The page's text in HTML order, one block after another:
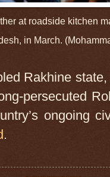
at roadside kitchen
in March.
Rakhine
persecuted
ongoing
.